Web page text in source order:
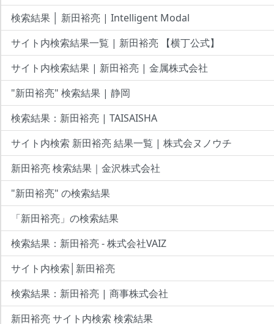
検索結果 │ 新田裕亮 | Intelligent Modal
サイト内検索結果一覧 | 新田裕亮 【横丁公式】
サイト内検索結果 | 新田裕亮 | 金属株式会社
"新田裕亮" 検索結果 | 静岡
検索結果：新田裕亮 | TAISAISHA
サイト内検索 新田裕亮 結果一覧 | 株式会ヌノウチ
新田裕亮 検索結果｜金沢株式会社
"新田裕亮" の検索結果
「新田裕亮」の検索結果
検索結果：新田裕亮 - 株式会社VAIZ
サイト内検索│新田裕亮
検索結果：新田裕亮 | 商事株式会社
新田裕亮 サイト内検索 検索結果